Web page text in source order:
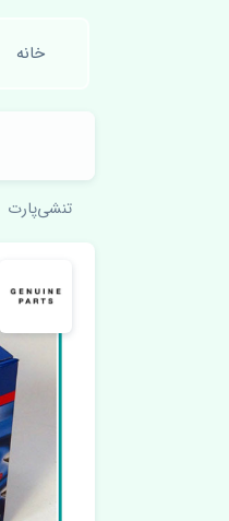
خانه
تنشی‌پارت